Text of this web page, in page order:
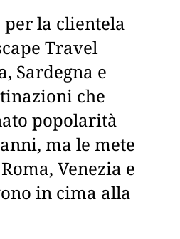
la clientela
Travel
Sardegna e
che
popolarità
ma le mete
Venezia e
in cima alla